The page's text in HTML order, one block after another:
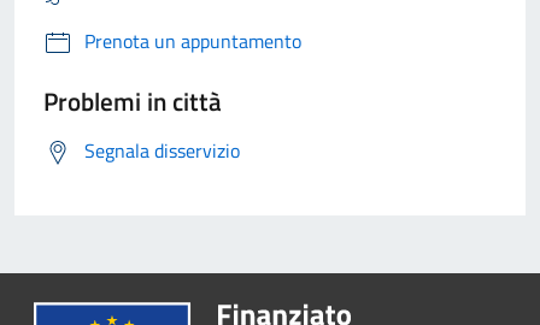
Prenota un appuntamento
Problemi in città
Segnala disservizio